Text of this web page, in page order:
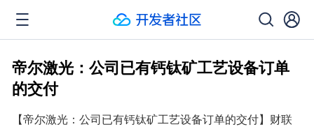
帝尔激光：公司已有钙钛矿工艺设备订单
的交付
【帝尔激光：公司已有钙钛矿工艺设备订单的交付】财联